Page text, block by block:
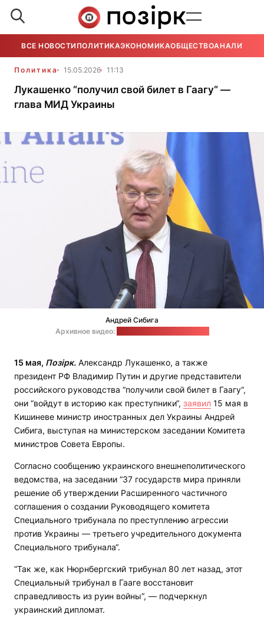
ВСЕ НОВОСТИ ПОЛИТИКАЭКОНОМИКАОБЩЕСТВОАНАЛИТИКА
Политика 15.05.2026 11:13
Лукашенко “получил свой билет в Гаагу“ —
глава МИД Украины
Андрей Сибига
Архивное видео:
15 мая, Позірк. Александр Лукашенко, а также
президент РФ Владимир Путин и другие представители
российского руководства “получили свой билет в Гаагу“,
они “войдут в историю как преступники“, заявил 15 мая в
Кишиневе министр иностранных дел Украины Андрей
Сибига, выступая на министерском заседании Комитета
министров Совета Европы.
Согласно сообщению украинского внешнеполитического
ведомства, на заседании “37 государств мира приняли
решение об утверждении Расширенного частичного
соглашения о создании Руководящего комитета
Специального трибунала по преступлению агрессии
против Украины — третьего учредительного документа
Специального трибунала“.
“Так же, как Нюрнбергский трибунал 80 лет назад, этот
Специальный трибунал в Гааге восстановит
справедливость из руин войны“, — подчеркнул
украинский дипломат.